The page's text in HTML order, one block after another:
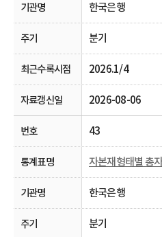
한국은행
분기
2026.1/4
2026-08-06
43
한국은행
분기